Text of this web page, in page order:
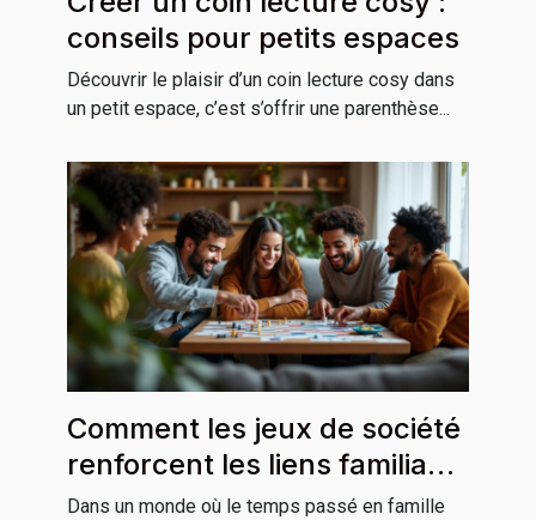
conseils pour petits espaces
Découvrir le plaisir d’un coin lecture cosy dans
un petit espace, c’est s’offrir une parenthèse...
Comment les jeux de société
renforcent les liens familiaux
?
Dans un monde où le temps passé en famille